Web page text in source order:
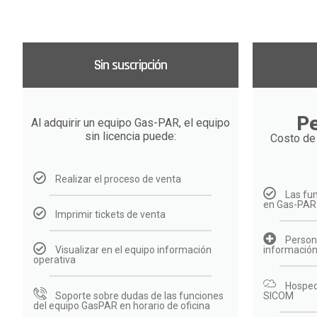
Sin suscripción
Al adquirir un equipo Gas-PAR, el equipo
sin licencia puede:
Realizar el proceso de venta
Imprimir tickets de venta
Visualizar en el equipo información
operativa
Soporte sobre dudas de las funciones
del equipo GasPAR en horario de oficina
Costo
Las
en Gas-
SICOM